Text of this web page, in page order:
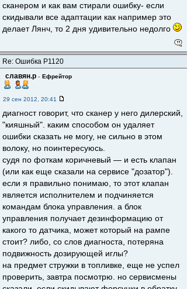
сканером и как вам стирали ошибку- если
скидывали все адаптации как например это
делает Лянч, то 2 дня удивительно недолго
Re: Ошибка Р1120
славян.р - Ефрейтор
29 сен 2012, 20:41
диагност говорит, что сканер у него дилерский,
"кияшный". каким способом он удаляет
ошибки сказать не могу, не сильно в этом
волоку, но поинтересуюсь.
судя по фоткам коричневый — и есть клапан
(или как еще сказали на сервисе "дозатор").
если я правильно понимаю, то этот клапан
является исполнителем и подчиняется
командам блока управления. а блок
управления получает дезинформацию от
какого то датчика, может который на рампе
стоит? либо, со слов диагноста, потеряна
подвижность дозирующей иглы?
на предмет стружки в топливке, еще не успел
проверить, завтра посмотрю. но сервисмены